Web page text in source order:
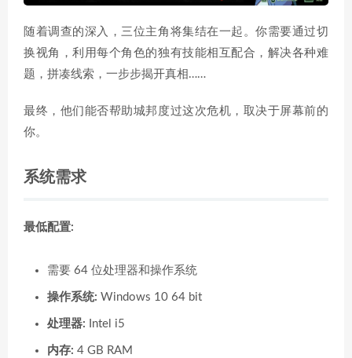
随着调查的深入，三位主角将集结在一起。你需要通过切
换视角，利用每个角色的独有技能相互配合，解决各种难
题，拼凑线索，一步步揭开真相……
最终，他们能否帮助城邦度过这次危机，取决于屏幕前的
你。
系统需求
最低配置:
需要 64 位处理器和操作系统
操作系统: Windows 10 64 bit
处理器: Intel i5
内存: 4 GB RAM